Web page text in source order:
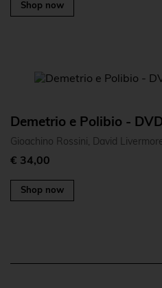
Shop now
Demetrio e Polibio - DVD
Gioachino Rossini, David
€ 34,00
Shop now